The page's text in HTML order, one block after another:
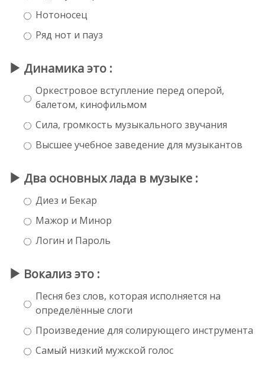
Нотоносец
Ряд нот и пауз
Динамика это :
Оркестровое вступление перед оперой,
балетом, кинофильмом
Сила, громкость музыкального звучания
Высшее учебное заведение для музыкантов
Два основных лада в музыке :
Диез и Бекар
Мажор и Минор
Логин и Пароль
Вокализ это :
Песня без слов, которая исполняется на
определённые слоги
Произведение для солирующего инструмента
Самый низкий мужской голос